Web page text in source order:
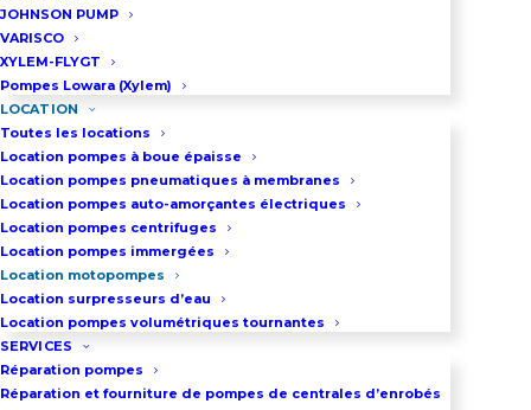
JOHNSON PUMP
VARISCO
XYLEM-FLYGT
Pompes Lowara (Xylem)
LOCATION
Toutes les locations
Location pompes à boue épaisse
Location pompes pneumatiques à membranes
Location pompes auto-amorçantes électriques
Location pompes centrifuges
Location pompes immergées
Location motopompes
Location surpresseurs d’eau
Location pompes volumétriques tournantes
SERVICES
Réparation pompes
Réparation et fourniture de pompes de centrales d’enrobés
LOCATION MOTOPOMPE 500M3/H SUR
REMORQUE
- Débit maxi : 500 m3/h
- Pression maxi : 3,7 bar
- LOC3575
A partir de 1085 €HT par semaine